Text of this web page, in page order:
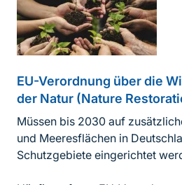
EU-Verordnung über die
der Natur (Nature
Müssen bis 2030 auf
und Meeresflächen in
Schutzgebiete eingerichtet